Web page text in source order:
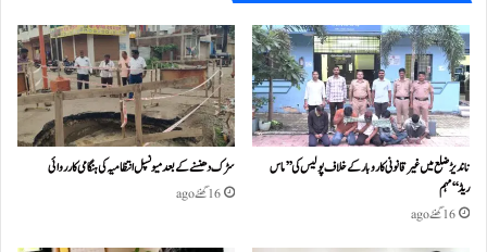
ناندیڑ ضلع میں غیر قانونی کاروبار کے خلاف پولیس کی ’’ماس
ریڈ‘‘ مہم
16 گھنٹے ago
سڑک دھنسنے کے بعد میونسپل انتظامیہ کی ہنگامی کارروائی
16 گھنٹے ago